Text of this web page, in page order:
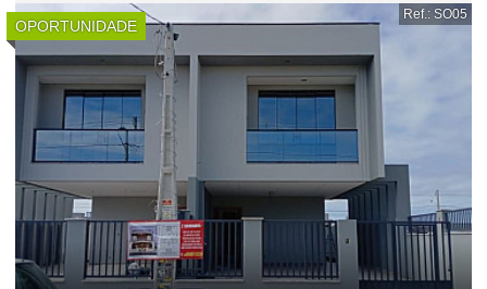
OPORTUNIDADE
Ref.: SO05